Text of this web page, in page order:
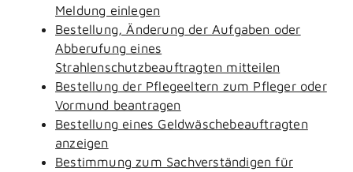
Meldung einlegen
Bestellung, Änderung der Aufgaben oder
Abberufung eines
Strahlenschutzbeauftragten mitteilen
Bestellung der Pflegeeltern zum Pfleger oder
Vormund beantragen
Bestellung eines Geldwäschebeauftragten
anzeigen
Bestimmung zum Sachverständigen für